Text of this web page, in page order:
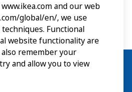
and our web
global/en/, we use
Functional
website functionality are
also remember your
and allow you to view